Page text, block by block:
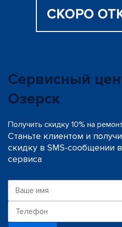
СКОРО
Сервисный
Озерск
Получить скидку 10% на
Станьте клиентом и
скидку в SMS-сообщении
сервиса